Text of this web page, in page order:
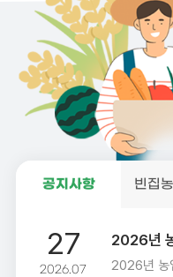
공지사항 빈집
27
2026.07
2026년